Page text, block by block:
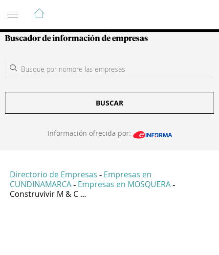
Guía de Empresas Colombianas
Buscador de información de empresas
BUSCAR
Información ofrecida por:
Directorio de Empresas - Empresas en
CUNDINAMARCA - Empresas en MOSQUERA -
Construvivir M & C ...